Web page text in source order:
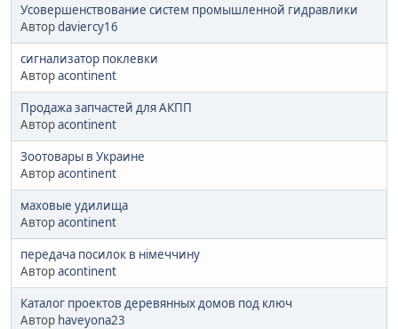
Усовершенствование систем промышленной гидравлики
Авторdaviercy16
сигнализатор поклевки
Авторacontinent
Продажа запчастей для АКПП
Авторacontinent
Зоотовары в Украине
Авторacontinent
маховые удилища
Авторacontinent
передача посилок в німеччину
Авторacontinent
Каталог проектов деревянных домов под ключ
Автор haveyona23